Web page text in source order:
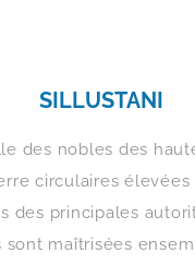
SILLUSTANI
des nobles des
circulaires
des principales
sont maîtrisées